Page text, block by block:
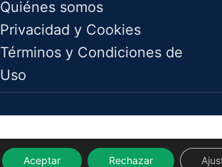
Quiénes somos
Privacidad y Cookies
Términos y Condiciones de
Uso
Aceptar Rechazar